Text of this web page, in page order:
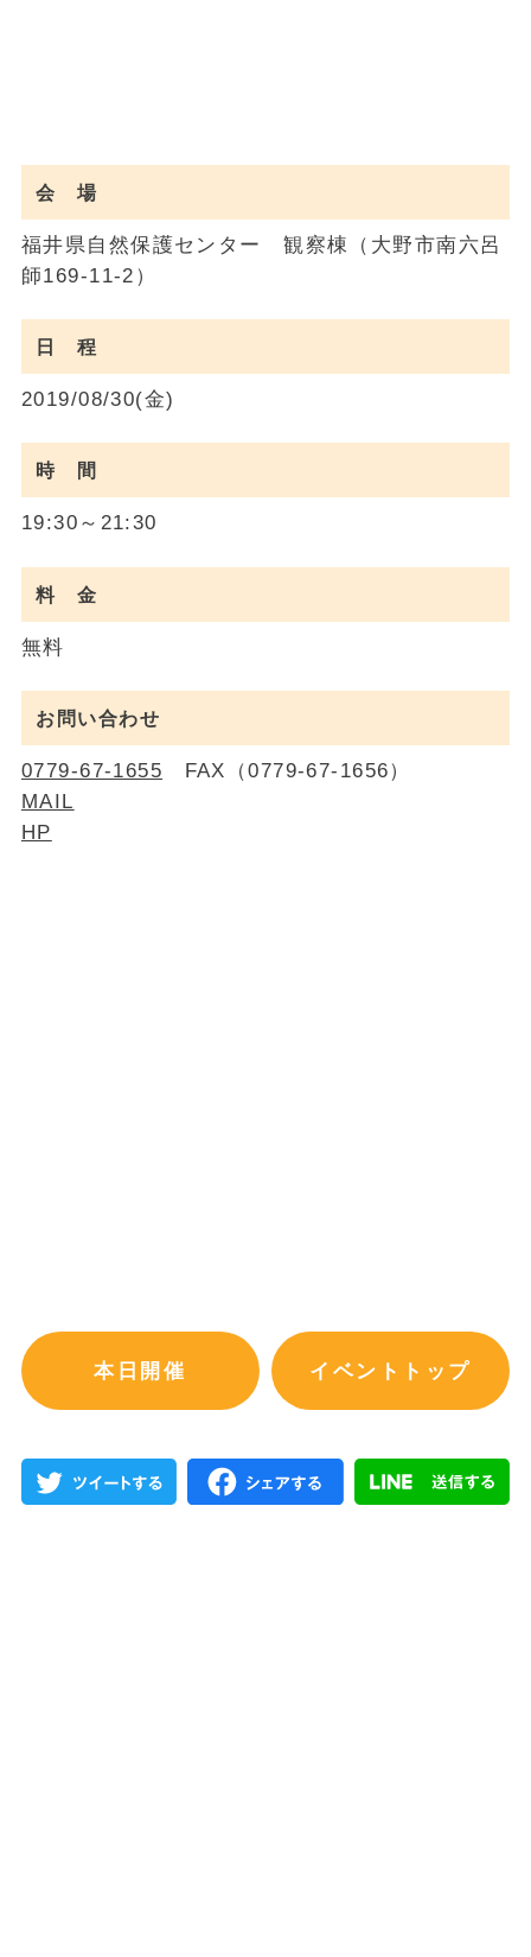
会 場
福井県自然保護センター 観察棟（大野市南六呂
師169-11-2）
日 程
2019/08/30(金)
時 間
19:30～21:30
料 金
無料
お問い合わせ
0779-67-1655 FAX（0779-67-1656）
MAIL
HP
本日開催 イベントトップ